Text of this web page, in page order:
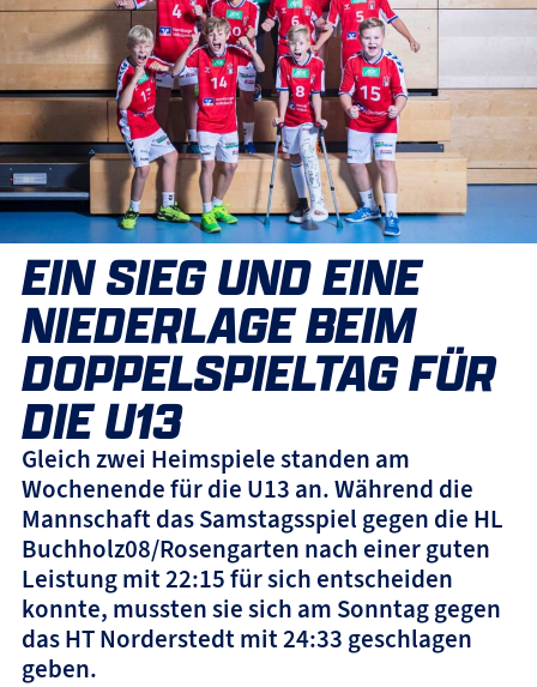
EIN SIEG UND EINE
NIEDERLAGE BEIM
DOPPELSPIELTAG FÜR
DIE U13
Gleich zwei Heimspiele standen am
Wochenende für die U13 an. Während die
Mannschaft das Samstagsspiel gegen die HL
Buchholz08/Rosengarten nach einer guten
Leistung mit 22:15 für sich entscheiden
konnte, mussten sie sich am Sonntag gegen
das HT Norderstedt mit 24:33 geschlagen
geben.